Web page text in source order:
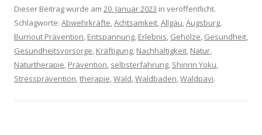
Dieser Beitrag wurde am 20. Januar 2023 in veröffentlicht.
Schlagworte: Abwehrkräfte,Achtsamkeit,Allgäu,Augsburg,
Burnout Prävention, Entspannung, Erlebnis, Gehölze, Gesundheit,
Gesundheitsvorsorge, Kräftigung, Nachhaltigkeit, Natur,
Naturtherapie, Prävention, selbsterfahrung, Shinrin Yoku,
Stressprävention,therapie,Wald,Waldbaden,Waldpavi.